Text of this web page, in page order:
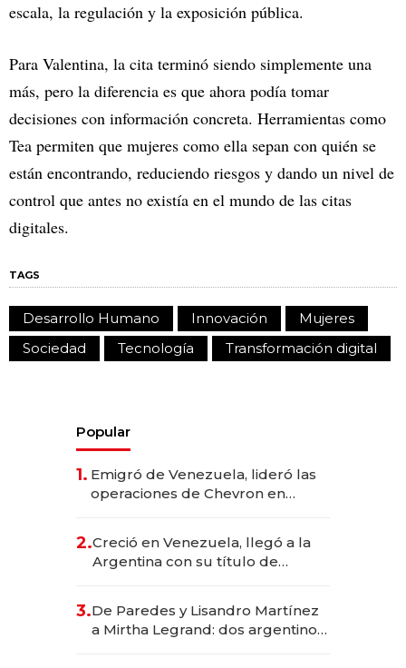
escala, la regulación y la exposición pública.
Para Valentina, la cita terminó siendo simplemente una
más, pero la diferencia es que ahora podía tomar
decisiones con información concreta. Herramientas como
Tea permiten que mujeres como ella sepan con quién se
están encontrando, reduciendo riesgos y dando un nivel de
control que antes no existía en el mundo de las citas
digitales.
TAGS
Desarrollo Humano Innovación
Mujeres
Sociedad
Tecnología Transformación digital
Popular
1. Emigró de Venezuela, lideró las
operaciones de Chevron en
2.Creció en Venezuela, llegó a la
Argentina con su título de
las marcas "fast premium"
3.De Paredes y Lisandro Martínez
a Mirtha Legrand: dos argentinos